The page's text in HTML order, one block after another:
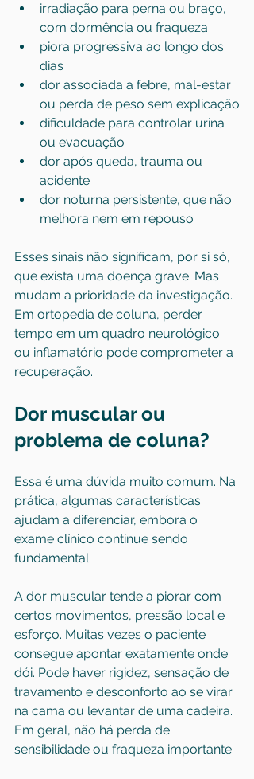
irradiação para perna ou braço,
com dormência ou fraqueza
piora progressiva ao longo dos
dias
dor associada a febre, mal-estar
ou perda de peso sem explicação
dificuldade para controlar urina
ou evacuação
dor após queda, trauma ou
acidente
dor noturna persistente, que não
melhora nem em repouso
Esses sinais não significam, por si só,
que exista uma doença grave. Mas
mudam a prioridade da investigação.
Em ortopedia de coluna, perder
tempo em um quadro neurológico
ou inflamatório pode comprometer a
recuperação.
Dor muscular ou
problema de coluna?
Essa é uma dúvida muito comum. Na
prática, algumas características
ajudam a diferenciar, embora o
exame clínico continue sendo
fundamental.
A dor muscular tende a piorar com
certos movimentos, pressão local e
esforço. Muitas vezes o paciente
consegue apontar exatamente onde
dói. Pode haver rigidez, sensação de
travamento e desconforto ao se virar
na cama ou levantar de uma cadeira.
Em geral, não há perda de
sensibilidade ou fraqueza importante.